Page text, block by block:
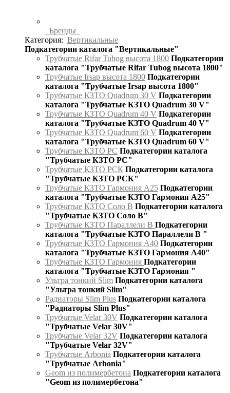
Бренды
Категория: Вертикальные
Подкатегории каталога "Вертикальные"
Трубчатые Rifar Tubog высота 1800 Подкатегории
каталога "Трубчатые Rifar Tubog высота 1800"
Трубчатые Irsap высота 1800 Подкатегории
каталога "Трубчатые Irsap высота 1800"
Трубчатые КЗТО Quadrum 30 V Подкатегории
каталога "Трубчатые КЗТО Quadrum 30 V"
Трубчатые КЗТО Quadrum 40 V Подкатегории
каталога "Трубчатые КЗТО Quadrum 40 V"
Трубчатые КЗТО Quadrum 60 V Подкатегории
каталога "Трубчатые КЗТО Quadrum 60 V"
Трубчатые КЗТО РС Подкатегории каталога
"Трубчатые КЗТО РС"
Трубчатые КЗТО РСК Подкатегории каталога
"Трубчатые КЗТО РСК"
Трубчатые КЗТО Гармония А25 Подкатегории
каталога "Трубчатые КЗТО Гармония А25"
Трубчатые КЗТО Соло В Подкатегории каталога
"Трубчатые КЗТО Соло В"
Трубчатые КЗТО Параллели В Подкатегории
каталога "Трубчатые КЗТО Параллели В "
Трубчатые КЗТО Гармония А40 Подкатегории
каталога "Трубчатые КЗТО Гармония А40"
Трубчатые КЗТО Гармония Подкатегории
каталога "Трубчатые КЗТО Гармония "
Ультра тонкий Slim Подкатегории каталога
"Ультра тонкий Slim"
Радиаторы Slim Plus Подкатегории каталога
"Радиаторы Slim Plus"
Трубчатые Velar 30V Подкатегории каталога
"Трубчатые Velar 30V"
Трубчатые Velar 32V Подкатегории каталога
"Трубчатые Velar 32V"
Трубчатые Arbonia Подкатегории каталога
"Трубчатые Arbonia"
Geom из полимербетона Подкатегории каталога
"Geom из полимербетона"